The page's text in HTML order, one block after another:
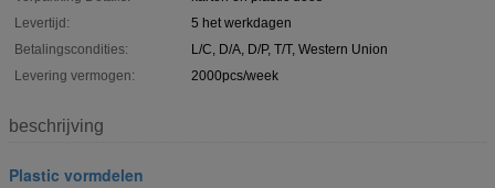
Levertijd:
5 het werkdagen
Betalingscondities:
L/C, D/A, D/P, T/T, Western Union
Levering vermogen:
2000pcs/week
beschrijving
Plastic vormdelen